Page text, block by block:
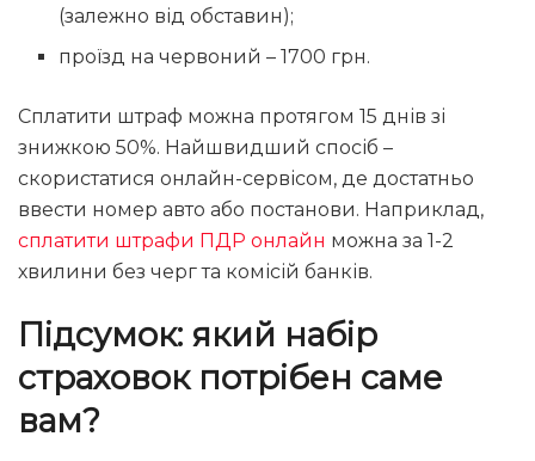
(залежно від обставин);
проїзд на червоний – 1700 грн.
Сплатити штраф можна протягом 15 днів зі
знижкою 50%. Найшвидший спосіб –
скористатися онлайн-сервісом, де достатньо
ввести номер авто або постанови. Наприклад,
сплатити штрафи ПДР онлайн можна за 1-2
хвилини без черг та комісій банків.
Підсумок: який набір
страховок потрібен саме
вам?